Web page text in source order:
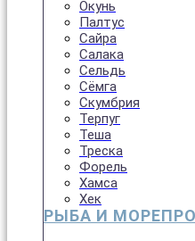
Окунь
Палтус
Сайра
Салака
Сельдь
Сёмга
Скумбрия
Терпуг
Теша
Треска
Форель
Хамса
Хек
РЫБА И